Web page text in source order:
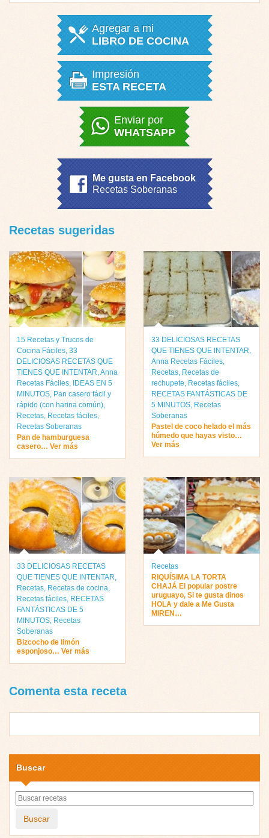
Agregar a mi
LIBRO DE COCINA
Impresión
ESTA RECETA
Enviar por
WHATSAPP
Me gusta en Facebook
Recetas Soberanas
Recetas sugeridas
15 Recetas y Trucos de
Cocina Fáciles, 33
DELICIOSAS RECETAS QUE
TIENES QUE INTENTAR,Anna
Recetas Fáciles, IDEAS EN 5
MINUTOS, Pan casero fácil y
rápido (con harina común),
Recetas, Recetas fáciles,
Recetas Soberanas
Pan de hamburguesa
casero… Ver más
33 DELICIOSAS RECETAS
QUE TIENES QUE INTENTAR,
Anna Recetas Fáciles,
Recetas, Recetas de
rechupete, Recetas fáciles,
RECETAS FANTÁSTICAS DE
5 MINUTOS, Recetas
Soberanas
Pastel de coco helado el más
húmedo que hayas visto…
Ver más
33 DELICIOSAS RECETAS
QUE TIENES QUE INTENTAR,
Recetas, Recetas de cocina,
Recetas fáciles, RECETAS
FANTÁSTICAS DE 5
MINUTOS, Recetas
Soberanas
Bizcocho de limón
esponjoso… Ver más
Recetas
RIQUÍSIMA LA TORTA
CHAJÁ El popular postre
uruguayo, Si te gusta dinos
HOLA y dale a Me Gusta
MIREN…
Comenta esta receta
Buscar
Buscar